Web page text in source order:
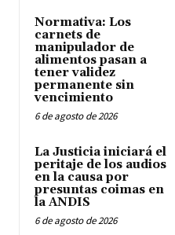
Normativa: Los
carnets de
manipulador de
alimentos pasan a
tener validez
permanente sin
vencimiento
6 de agosto de 2026
La Justicia iniciará el
peritaje de los audios
en la causa por
presuntas coimas en
la ANDIS
6 de agosto de 2026